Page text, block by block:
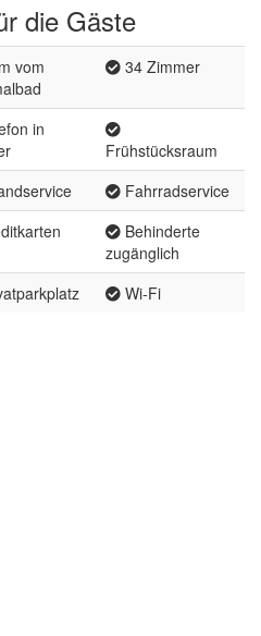
die Gäste
vom
34 Zimmer
in
Frühstücksraum
Fahrradservice
Behinderte
zugänglich
Wi-Fi